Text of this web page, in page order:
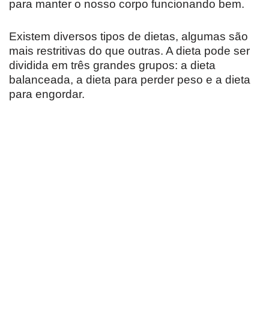
para manter o nosso corpo funcionando bem.
Existem diversos tipos de dietas, algumas são
mais restritivas do que outras. A dieta pode ser
dividida em três grandes grupos: a dieta
balanceada, a dieta para perder peso e a dieta
para engordar.